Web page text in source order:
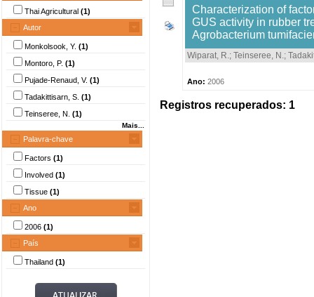
Thai Agricultural (1)
Autor
Monkolsook, Y. (1)
Montoro, P. (1)
Pujade-Renaud, V. (1)
Tadakittisarn, S. (1)
Teinseree, N. (1)
Mais...
Palavra-chave
Factors (1)
Involved (1)
Tissue (1)
Ano
2006 (1)
País
Thailand (1)
Characterization of
GUS activity in rubber
Agrobacterium
Wiparat, R.; Teinseree, N.;
Ano: 2006
Registros recuperados: 1